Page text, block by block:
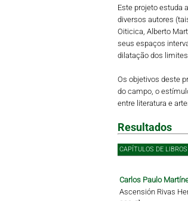
Este projeto estuda
diversos autores
Oiticica, Alberto
seus espaços
dilatação dos
Os objetivos deste
do campo, o
entre literatura e
Resultados
CAPÍTULOS DE LIBROS
Carlos Paulo
Ascensión Rivas